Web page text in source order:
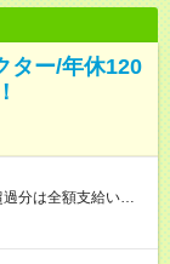
ター/年休120
分は全額支給いたし
業時間 30時間／月
分は全額支給しま